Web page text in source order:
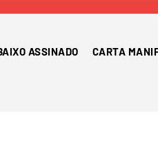
ASSINADO CARTA